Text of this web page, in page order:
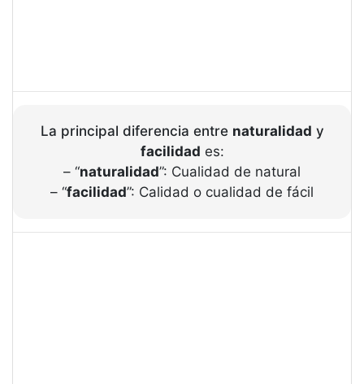
La principal diferencia entre naturalidad y
facilidad es:
– “naturalidad”: Cualidad de natural
– “facilidad”: Calidad o cualidad de fácil